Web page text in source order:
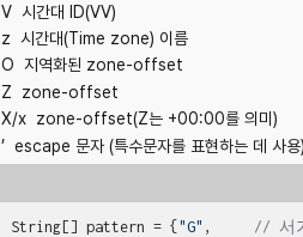
V 시간대 ID(VV)
z 시간대(Time zone) 이름
O
지역화된 zone-offset
Z
zone-offset
X/x zone-offset(Z는 +00:00를 의미)
’ escape 문자 (특수문자를 표현하는 데 사용)
String[] pattern = { "G" , // 서